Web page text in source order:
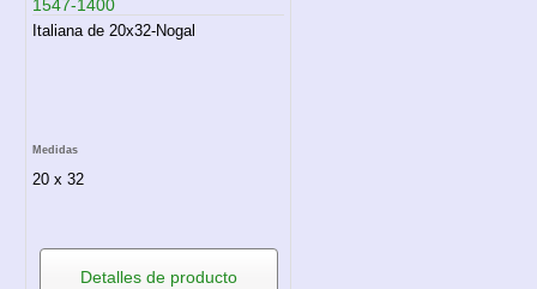
1547-1400
Italiana de 20x32-Nogal
Medidas
20 x 32
Detalles de producto